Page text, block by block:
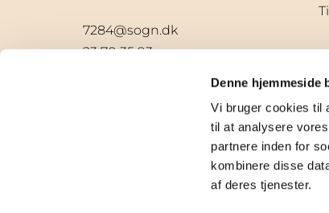
Denne hjemmeside
Vi bruger cookies til
til at analysere
partnere inden for
kombinere disse
af deres tjenester.
7284@sogn.dk
23 70 35 93